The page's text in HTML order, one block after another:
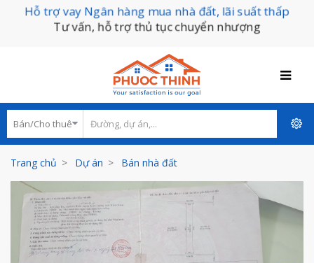
Hỗ trợ vay Ngân hàng mua nhà đất, lãi suất thấp
Tư vấn, hỗ trợ thủ tục chuyển nhượng
Trang chủ Dự án Bán nhà đất